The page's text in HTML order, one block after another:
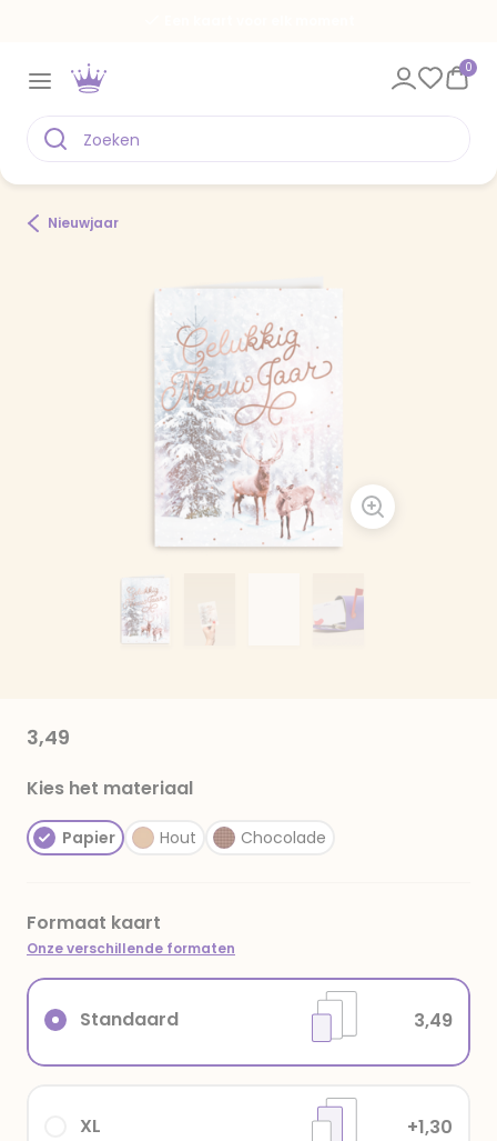
0
Nieuwjaar
3,49
Kies het materiaal
Papier Hout Chocolade
Formaat kaart
Onze verschillende formaten
XL +1,30
Standaard 3,49